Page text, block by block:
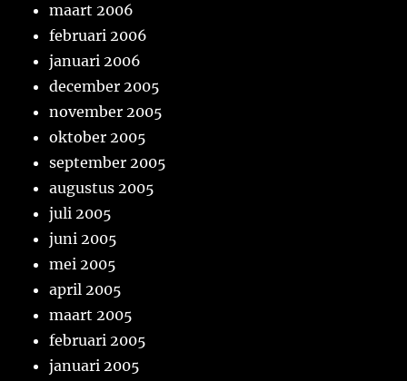
maart 2006
februari 2006
januari 2006
december 2005
november 2005
oktober 2005
september 2005
augustus 2005
juli 2005
juni 2005
mei 2005
april 2005
maart 2005
februari 2005
januari 2005